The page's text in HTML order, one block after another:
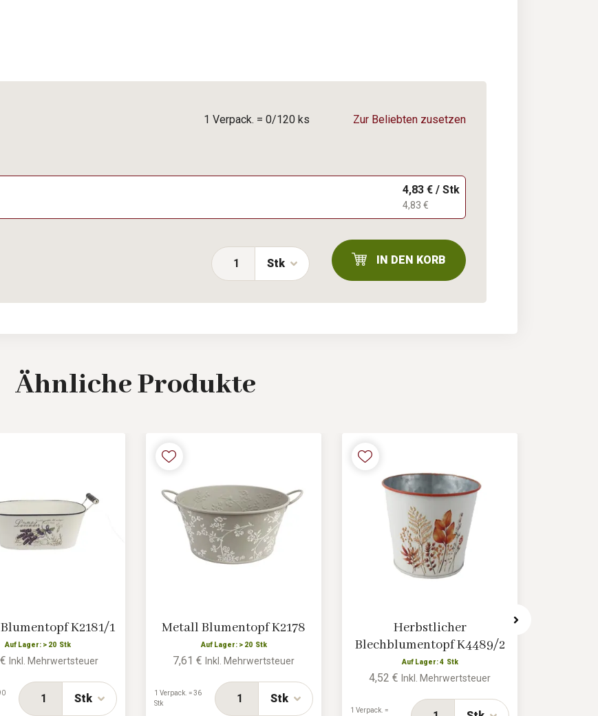
1 Verpack. = 0/120 ks Zur Beliebten zusetzen
4,83 € / Stk
4,83 €
Stk IN DEN KORB
ÄhnlicheProdukte
K2181/1
Auf Lager: > 20 Stk
Inkl. Mehrwertsteuer
Stk
Metall Blumentopf K2178
Auf Lager: > 20 Stk
7,61 € Inkl. Mehrwertsteuer
Stk
1 Verpack. = 36
Stk
Herbstlicher
Blechblumentopf K4489/2
Auf Lager: 4 Stk
4,52 € Inkl. Mehrwertsteuer
1 Verpack. =